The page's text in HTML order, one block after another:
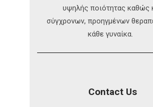
υψηλής ποιότητας καθώς
σύγχρονων, προηγμένων
κάθε γυναίκα.
Contact Us